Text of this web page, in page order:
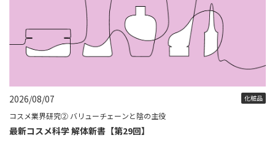
2026/08/07 化粧品
コスメ業界研究② バリューチェーンと陰の主役
最新コスメ科学 解体新書【第29回】